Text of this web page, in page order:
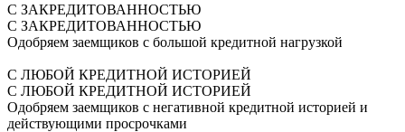
С ЗАКРЕДИТОВАННОСТЬЮ
С ЗАКРЕДИТОВАННОСТЬЮ
Одобряем заемщиков с большой кредитной нагрузкой
С ЛЮБОЙ КРЕДИТНОЙ ИСТОРИЕЙ
С ЛЮБОЙ КРЕДИТНОЙ ИСТОРИЕЙ
Одобряем заемщиков с негативной кредитной историей и
действующими просрочками